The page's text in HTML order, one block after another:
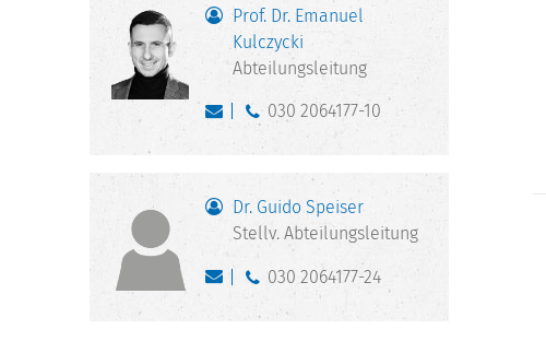
Prof. Dr. Emanuel
Kulczycki
Abteilungsleitung
030 2064177-10
Dr. Guido Speiser
Stellv. Abteilungsleitung
030 2064177-24